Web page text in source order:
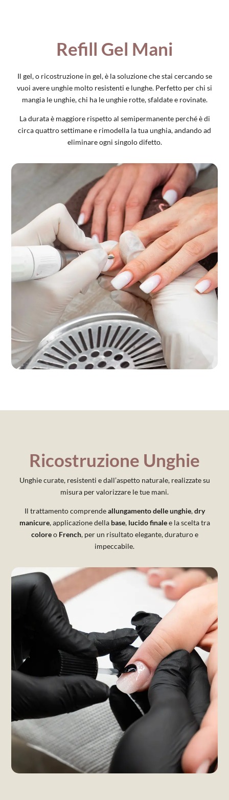
Refill Gel Mani
Il gel, o ricostruzione in gel, è la soluzione che stai cercando se
vuoi avere unghie molto resistenti e lunghe. Perfetto per chi si
mangia le unghie, chi ha le unghie rotte, sfaldate e rovinate.
La durata è maggiore rispetto al semipermanente perché è di
circa quattro settimane e rimodella la tua unghia, andando ad
eliminare ogni singolo difetto.
Ricostruzione Unghie
Unghie curate, resistenti e dall’aspetto naturale, realizzate su
misura per valorizzare le tue mani.
Il trattamento comprendeallungamento delle unghie,dry
manicure, applicazione della base, lucido finalee la scelta tra
coloreo French, per un risultato elegante, duraturo e
impeccabile.